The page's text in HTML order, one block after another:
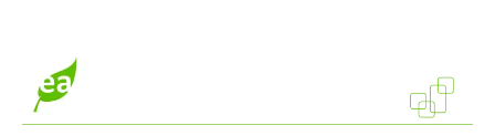
conteúdo